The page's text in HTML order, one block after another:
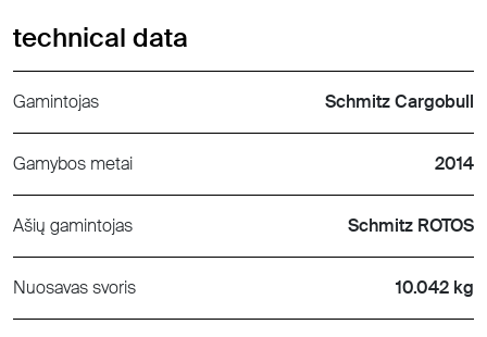
technical data
Gamintojas Schmitz Cargobull
Gamybos metai 2014
Ašių gamintojas Schmitz ROTOS
Nuosavas svoris 10.042 kg